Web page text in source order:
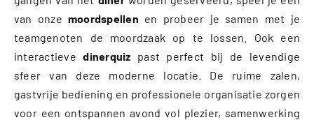
van onzemoordspellen en probeer je samen met je
teamgenoten de moordzaak op te lossen. Ook een
interactievedinerquiz past perfect bij de levendige
sfeer van deze moderne locatie. De ruime zalen,
gastvrije bediening en professionele organisatie zorgen
voor een ontspannen avond vol plezier, samenwerking